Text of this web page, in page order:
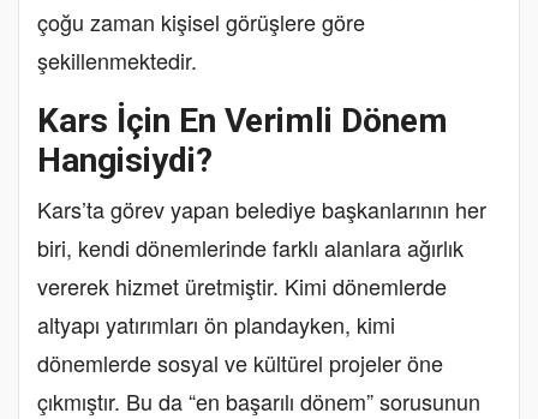
çoğu zaman kişisel görüşlere göre
şekillenmektedir.
Kars İçin En Verimli Dönem
Hangisiydi?
Kars’ta görev yapan belediye başkanlarının her
biri, kendi dönemlerinde farklı alanlara ağırlık
vererek hizmet üretmiştir. Kimi dönemlerde
altyapı yatırımları ön plandayken, kimi
dönemlerde sosyal ve kültürel projeler öne
çıkmıştır. Bu da “en başarılı dönem” sorusunun